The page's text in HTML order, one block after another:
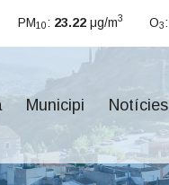
PM10: 23.22 μg/m3 O3:
Municipi Notícies